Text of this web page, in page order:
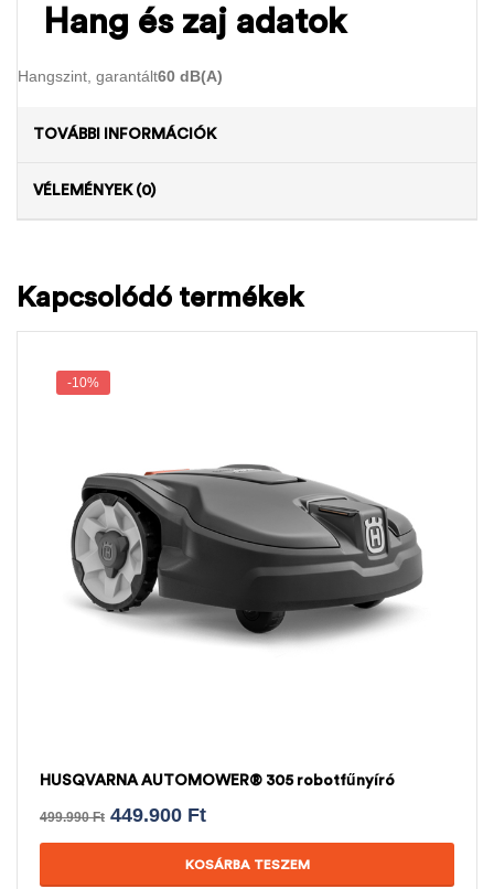
Hang és zaj adatok
Hangszint, garantált60 dB(A)
TOVÁBBI INFORMÁCIÓK
VÉLEMÉNYEK (0)
Kapcsolódó termékek
-10%
HUSQVARNA AUTOMOWER® 305 robotfűnyíró
499.990Ft 449.900 Ft
KOSÁRBA TESZEM